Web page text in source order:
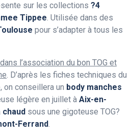
sur les collections ?4
Tippee. Utilisée dans des
pour s’adapter à tous les
l’association du bon TOG et
. D’après les fiches techniques du
, on conseillera un body manches
légère en juillet à Aix-en-
chaud sous une gigoteuse TOG?
Ferrand.